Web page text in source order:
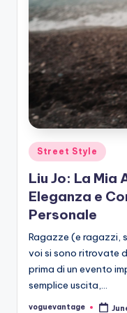
Posted
in
Street Style
Liu Jo: La Mia
Eleganza e
Personale
Ragazze (e ragazzi,
voi si sono ritrovate
prima di un evento
semplice uscita,…
Posted
voguevantage